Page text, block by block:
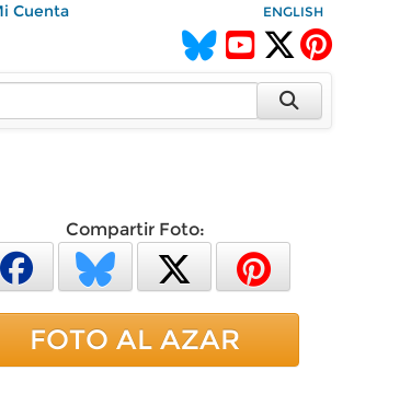
Cuenta ENGLISH
Compartir Foto:
FOTO AL AZAR